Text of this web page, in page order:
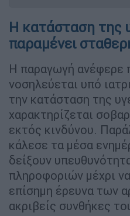
Η κατάσταση της
παραμένει
Η παραγωγή ανέφερε
νοσηλεύεται υπό
την κατάσταση της
χαρακτηρίζεται
εκτός κινδύνου.
κάλεσε τα μέσα
δείξουν
πληροφοριών μέχρι
επίσημη έρευνα των
ακριβείς συνθήκες